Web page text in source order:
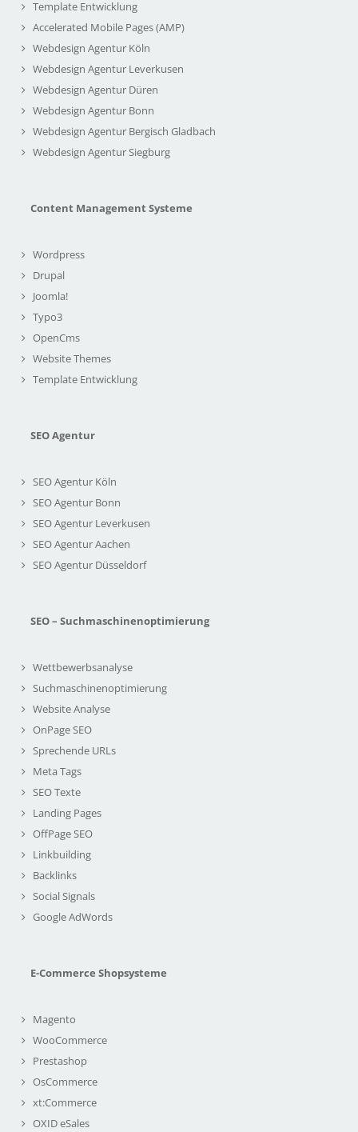
Template Entwicklung
Accelerated Mobile Pages (AMP)
Webdesign Agentur Köln
Webdesign Agentur Leverkusen
Webdesign Agentur Düren
Webdesign Agentur Bonn
Webdesign Agentur Bergisch Gladbach
Webdesign Agentur Siegburg
Content Management Systeme
Wordpress
Drupal
Joomla!
Typo3
OpenCms
Website Themes
Template Entwicklung
SEO Agentur
SEO Agentur Köln
SEO Agentur Bonn
SEO Agentur Leverkusen
SEO Agentur Aachen
SEO Agentur Düsseldorf
SEO – Suchmaschinenoptimierung
Wettbewerbsanalyse
Suchmaschinenoptimierung
Website Analyse
OnPage SEO
Sprechende URLs
Meta Tags
SEO Texte
Landing Pages
OffPage SEO
Linkbuilding
Backlinks
Social Signals
Google AdWords
E-Commerce Shopsysteme
Magento
WooCommerce
Prestashop
OsCommerce
xt:Commerce
OXID eSales